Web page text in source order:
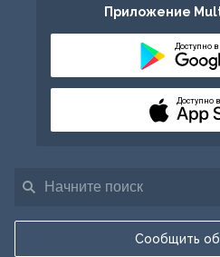
Сообщить
Приложение
Доступно в
Доступно в